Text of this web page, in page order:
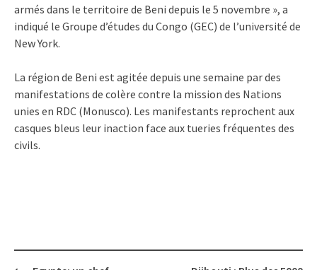
armés dans le territoire de Beni depuis le 5 novembre », a
indiqué le Groupe d’études du Congo (GEC) de l’université de
New York.
La région de Beni est agitée depuis une semaine par des
manifestations de colère contre la mission des Nations
unies en RDC (Monusco). Les manifestants reprochent aux
casques bleus leur inaction face aux tueries fréquentes des
civils.